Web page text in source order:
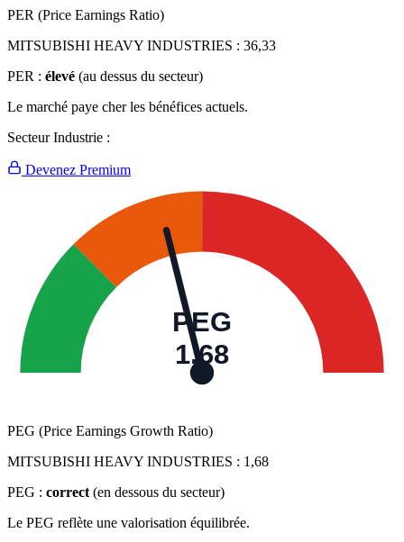
PER (Price Earnings Ratio)
MITSUBISHI HEAVY INDUSTRIES : 36,33
PER : élevé (au dessus du secteur)
Le marché paye cher les bénéfices actuels.
Secteur Industrie :
Devenez Premium
PEG
1,68
PEG (Price Earnings Growth Ratio)
MITSUBISHI HEAVY INDUSTRIES : 1,68
PEG : correct (en dessous du secteur)
Le PEG reflète une valorisation équilibrée.